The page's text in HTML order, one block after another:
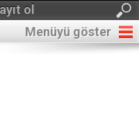
ol
Menüyü göster